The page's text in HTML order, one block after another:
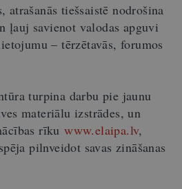
atrašanās tiešsaistē nodrošina
ļauj savienot valodas apguvi
– tērzētavās, forumos
turpina darbu pie jaunu
materiālu izstrādes, un
rīku www.elaipa.lv,
pilnveidot savas zināšanas